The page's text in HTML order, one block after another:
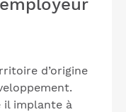
d’origine
il implante à